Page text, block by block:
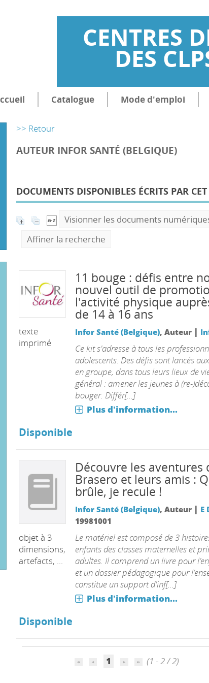
CENTRES
DES
Catalogue Mode d'emploi
>> Retour
AUTEUR INFOR SANTÉ (BELGIQUE)
DOCUMENTS DISPONIBLES ÉCRITS PAR
Visionner les documents
Affiner la recherche
texte
imprimé
11 bouge : défis entre
nouvel outil de
l'activité physique
de 14 à 16 ans
Infor Santé (Belgique), Auteur |
Ce kit s'adresse à tous les
adolescents. Des défis sont lancés
en groupe, dans tous leurs lieux de
général : amener les jeunes à (re-
bouger. Différ[...]
Plus d'information...
Disponible
objet à 3
dimensions,
artefacts, ...
Découvre les aventures
Brasero et leurs amis :
brûle, je recule !
Infor Santé (Belgique), Auteur | E
19981001
Le matériel est composé de 3
enfants des classes maternelles et
adultes. Il comprend un livre pour
et un dossier pédagogique pour
constitue un support d'inf[...]
Plus d'information...
Disponible
1 (1 - 2 / 2)